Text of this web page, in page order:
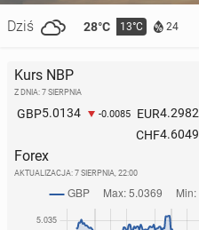
Dziś 28°C 13°C 24
Kurs NBP
Z DNIA: 7 SIERPNIA
GBP5.0134 -0.0085 EUR4.2982
CHF4.6049
Forex
AKTUALIZACJA: 7 SIERPNIA, 22:00